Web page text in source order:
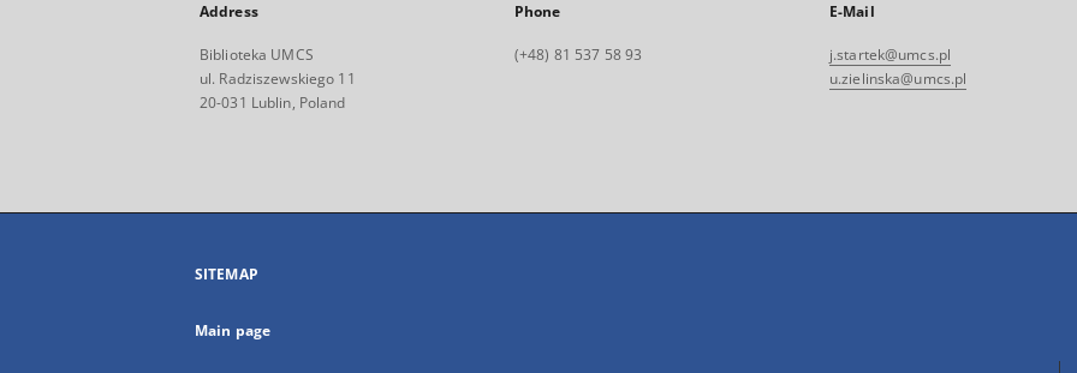
Address
Biblioteka UMCS
ul. Radziszewskiego 11
20-031 Lublin, Poland
Phone
(+48) 81 537 58 93
E-Mail
j.startek@umcs.pl
u.zielinska@umcs.pl
SITEMAP
Main page